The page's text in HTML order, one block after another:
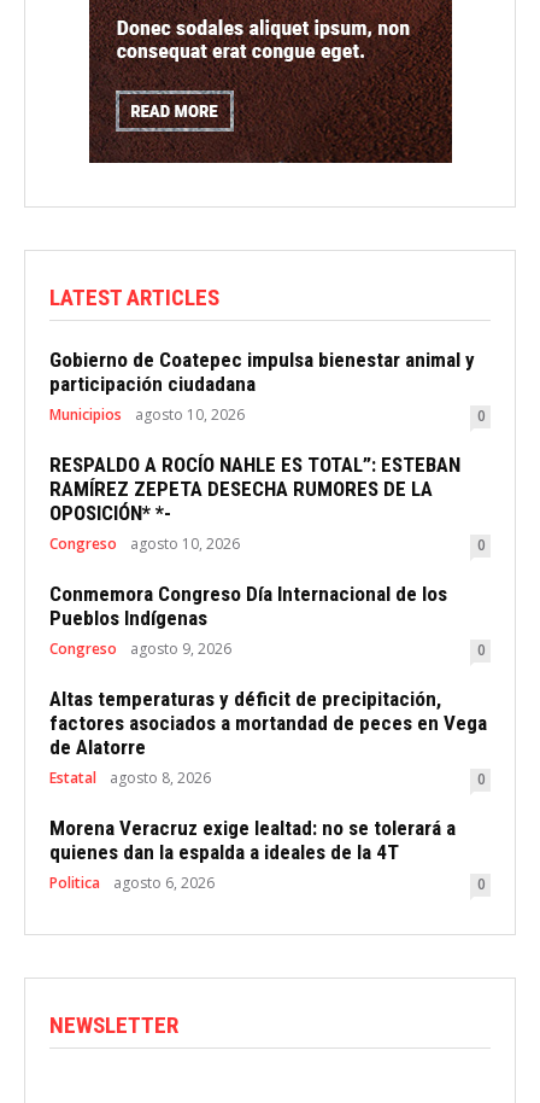
LATEST ARTICLES
Gobierno de Coatepec impulsa bienestar animal y
participación ciudadana
Municipios agosto 10, 2026 0
RESPALDO A ROCÍO NAHLE ES TOTAL”: ESTEBAN
RAMÍREZ ZEPETA DESECHA RUMORES DE LA
OPOSICIÓN* *-
Congreso agosto 10, 2026 0
Conmemora Congreso Día Internacional de los
Pueblos Indígenas
Congreso agosto 9, 2026 0
Altas temperaturas y déficit de precipitación,
factores asociados a mortandad de peces en Vega
de Alatorre
Estatal agosto 8, 2026 0
Morena Veracruz exige lealtad: no se tolerará a
quienes dan la espalda a ideales de la 4T
Politica agosto 6, 2026 0
NEWSLETTER